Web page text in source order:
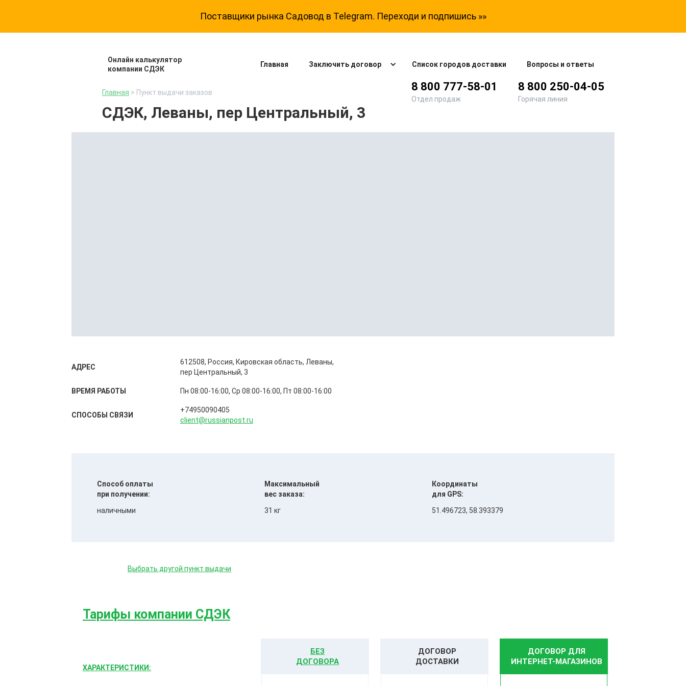
Поставщики рынка Садовод в Telegram. Переходи и подпишись »»
Онлайн калькулятор
компании СДЭК
Главная Заключить договор Список городов доставки Вопросы и ответы
8 800 777-58-01
Отдел продаж
8 800 250-04-05
Горячая линия
Главная > Пункт выдачи заказов
СДЭК, Леваны, пер Центральный, 3
АДРЕС
612508, Россия, Кировская область, Леваны,
пер Центральный, 3
ВРЕМЯ РАБОТЫ Пн 08:00-16:00, Ср 08:00-16:00, Пт 08:00-16:00
СПОСОБЫ CВЯЗИ
+74950090405
client@russianpost.ru
Способ оплаты
при получении:
наличными
Максимальный
вес заказа:
31 кг
Координаты
для GPS:
51.496723, 58.393379
Выбрать другой пункт выдачи
Тарифы компании СДЭК
ХАРАКТЕРИСТИКИ:
БЕЗ
ДОГОВОРА
ДОГОВОР
ДОСТАВКИ
ДОГОВОР ДЛЯ
ИНТЕРНЕТ-МАГАЗИНОВ